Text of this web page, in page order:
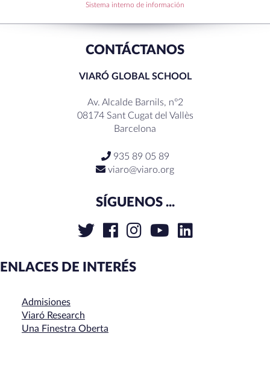
RECENT COMMENTS
Sistema interno de información
CONTÁCTANOS
VIARÓ GLOBAL SCHOOL
Av. Alcalde Barnils, nº2
08174 Sant Cugat del Vallès
Barcelona
935 89 05 89
viaro@viaro.org
SÍGUENOS ...
ENLACES DE INTERÉS
Admisiones
Viaró Research
Una Finestra Oberta